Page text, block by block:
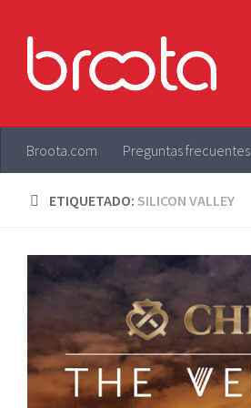
Broota.com Preguntas frecuentes
ETIQUETADO: SILICON VALLEY